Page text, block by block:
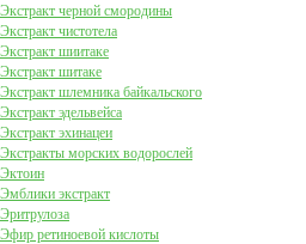
Экстракт черной смородины
Экстракт чистотела
Экстракт шиитаке
Экстракт шитаке
Экстракт шлемника байкальского
Экстракт эдельвейса
Экстракт эхинацеи
Экстракты морских водорослей
Эктоин
Эмблики экстракт
Эритрулоза
Эфир ретиноевой кислоты